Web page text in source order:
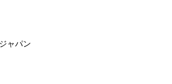
ャパン